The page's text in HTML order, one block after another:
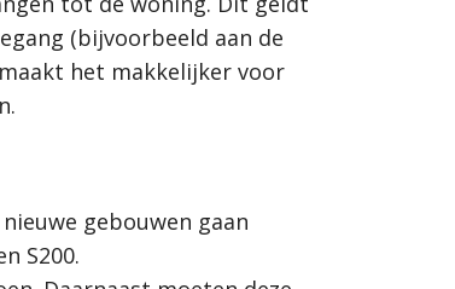
(bijvoorbeeld aan de
het makkelijker voor
gebouwen gaan
S200.